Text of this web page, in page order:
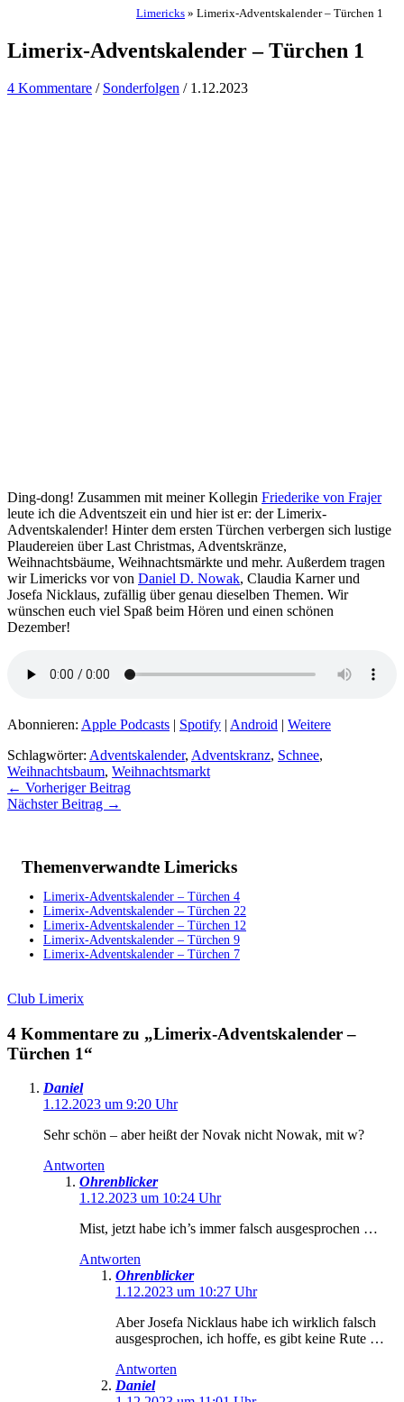
Limericks » Limerix-Adventskalender – Türchen 1
Limerix-Adventskalender – Türchen 1
4 Kommentare / Sonderfolgen / 1.12.2023
Ding-dong! Zusammen mit meiner Kollegin Friederike von Frajer
leute ich die Adventszeit ein und hier ist er: der Limerix-
Adventskalender! Hinter dem ersten Türchen verbergen sich lustige
Plaudereien über Last Christmas, Adventskränze,
Weihnachtsbäume, Weihnachtsmärkte und mehr. Außerdem tragen
wir Limericks vor von Daniel D. Nowak, Claudia Karner und
Josefa Nicklaus, zufällig über genau dieselben Themen. Wir
wünschen euch viel Spaß beim Hören und einen schönen
Dezember!
Abonnieren: Apple Podcasts | Spotify | Android | Weitere
Schlagwörter: Adventskalender, Adventskranz, Schnee,
Weihnachtsbaum, Weihnachtsmarkt
← Vorheriger Beitrag
Nächster Beitrag →
Themenverwandte Limericks
Limerix-Adventskalender – Türchen 4
Limerix-Adventskalender – Türchen 22
Limerix-Adventskalender – Türchen 12
Limerix-Adventskalender – Türchen 9
Limerix-Adventskalender – Türchen 7
Club Limerix
4 Kommentare zu „Limerix-Adventskalender –
Türchen 1“
Daniel
1.12.2023 um 9:20 Uhr
Sehr schön – aber heißt der Novak nicht Nowak, mit w?
Antworten
Ohrenblicker
1.12.2023 um 10:24 Uhr
Mist, jetzt habe ich’s immer falsch ausgesprochen …
Antworten
Ohrenblicker
1.12.2023 um 10:27 Uhr
Aber Josefa Nicklaus habe ich wirklich falsch
ausgesprochen, ich hoffe, es gibt keine Rute …
Antworten
Daniel